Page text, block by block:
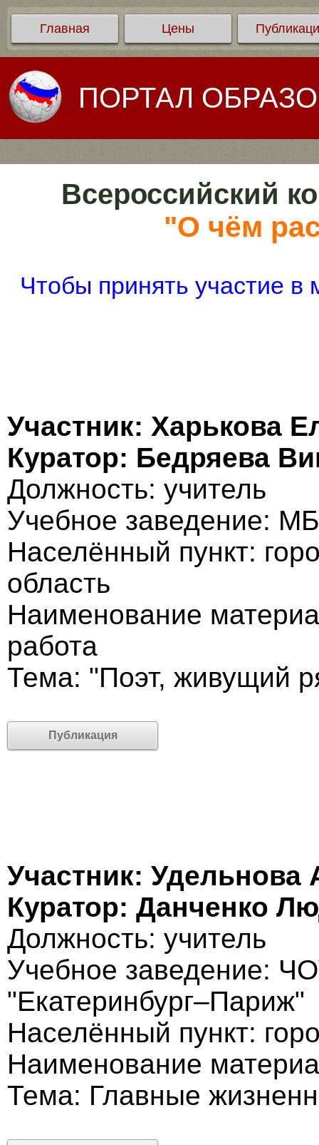
Главная Цены
ПОРТАЛ
Всероссийский
"О чём
Чтобы принять участие
Участник: Харькова
Куратор: Бедряева
Должность: учитель
Учебное заведение:
Населённый пункт:
область
Наименование
работа
Тема: "Поэт, живущий
Публикация
Участник: Удельнова
Куратор: Данченко
Должность: учитель
Учебное заведение:
"Екатеринбург–Париж"
Населённый пункт:
Наименование
Тема: Главные